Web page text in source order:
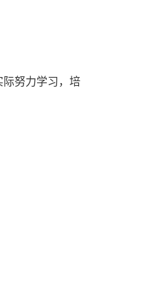
努力学习， 培